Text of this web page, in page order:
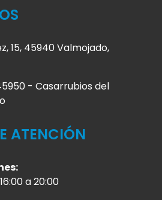
15, 45940 Valmojado,
- Casarrubios del
ATENCIÓN
a 20:00